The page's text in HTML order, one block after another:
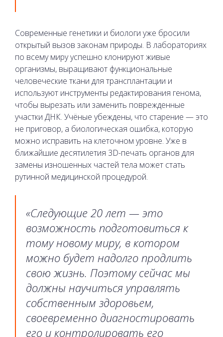
Современные генетики и биологи уже бросили
открытый вызов законам природы. В лабораториях
по всему миру успешно клонируют живые
организмы, выращивают функциональные
человеческие ткани для трансплантации и
используют инструменты редактирования генома,
чтобы вырезать или заменить поврежденные
участки ДНК. Учёные убеждены, что старение — это
не приговор, а биологическая ошибка, которую
можно исправить на клеточном уровне. Уже в
ближайшие десятилетия 3D-печать органов для
замены изношенных частей тела может стать
рутинной медицинской процедурой.
«Следующие 20 лет — это
возможность подготовиться к
тому новому миру, в котором
можно будет надолго продлить
свою жизнь. Поэтому сейчас мы
должны научиться управлять
собственным здоровьем,
своевременно диагностировать
его и контролировать его